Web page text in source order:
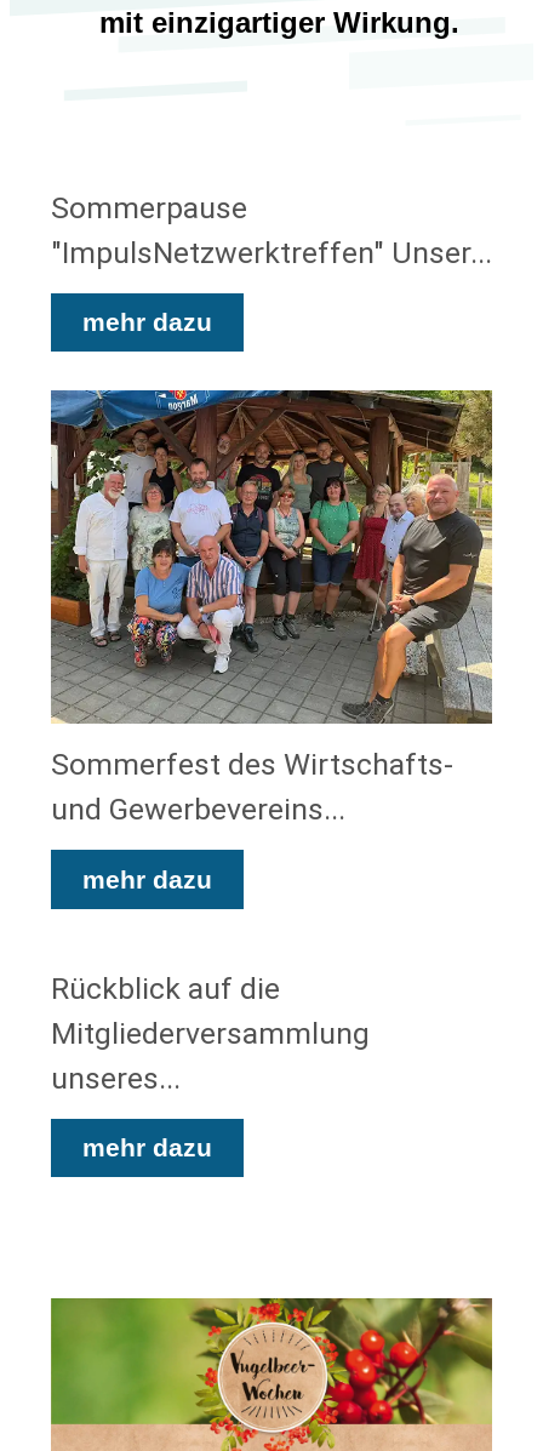
mit einzigartiger Wirkung.
Sommerpause
"ImpulsNetzwerktreffen" Unser...
mehr dazu
Sommerfest des Wirtschafts-
und Gewerbevereins...
mehr dazu
Rückblick auf die
Mitgliederversammlung
unseres...
mehr dazu